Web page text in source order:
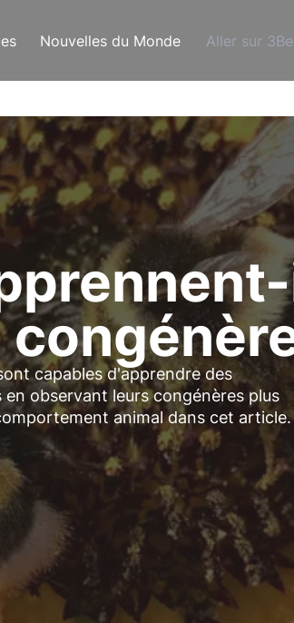
Nouvelles du Monde Aller sur
capables d'apprendre des
observant leurs congénères plus
animal dans cet article.